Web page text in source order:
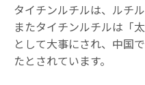
タイチンルチルは、ルチ
またタイチンルチルは「
として大事にされ、中国
たとされています。